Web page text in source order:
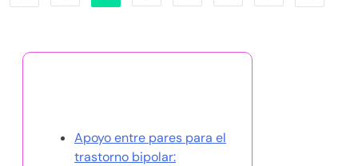
Apoyo entre pares para el
trastorno bipolar: